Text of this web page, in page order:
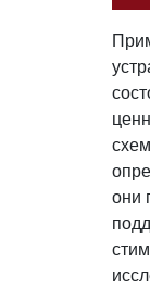
они